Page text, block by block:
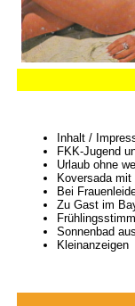
Inhalt /
FKK-Jugend
Urlaub ohne
Koversada
Bei
Zu Gast im
Sonnenbad
Kleinanzeigen